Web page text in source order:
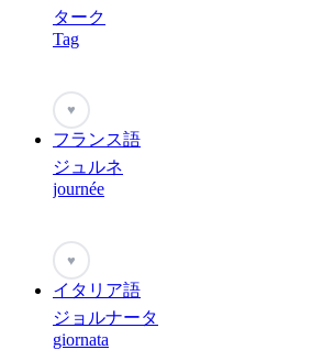
ターク
Tag
♥
フランス語
ジュルネ
journée
♥
イタリア語
ジョルナータ
giornata